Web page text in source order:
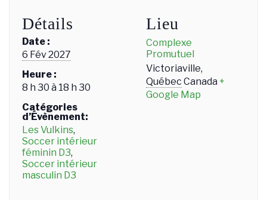
Détails
Date :
6 Fév 2027
Heure :
8 h 30 à 18 h 30
Catégories
d’Évènement:
Les Vulkins,
Soccer intérieur
féminin D3,
Soccer intérieur
masculin D3
Lieu
Complexe
Promutuel
Victoriaville,
Québec Canada +
Google Map